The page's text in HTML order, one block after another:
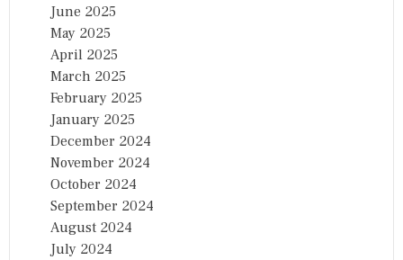
June 2025
May 2025
April 2025
March 2025
February 2025
January 2025
December 2024
November 2024
October 2024
September 2024
August 2024
July 2024